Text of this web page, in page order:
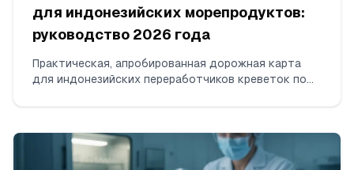
для индонезийских морепродуктов:
руководство 2026 года
Практическая, апробированная дорожная карта
для индонезийских переработчиков креветок по
последовательных непротиворечивых отгрузок,
сбор пакета доказательств и коммуникацию с FDA.